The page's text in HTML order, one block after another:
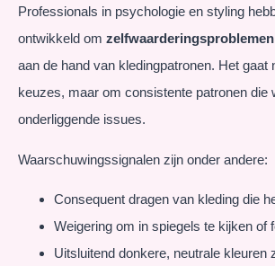
Professionals in psychologie en styling
ontwikkeld om zelfwaarderingsproblemen
aan de hand van kledingpatronen. Het gaat
keuzes, maar om consistente patronen die
onderliggende issues.
Waarschuwingssignalen zijn onder andere:
Consequent dragen van kleding die
Weigering om in spiegels te kijken of
Uitsluitend donkere, neutrale kleuren